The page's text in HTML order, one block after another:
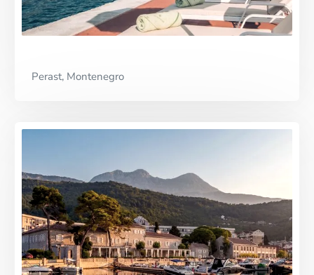
Perast, Montenegro